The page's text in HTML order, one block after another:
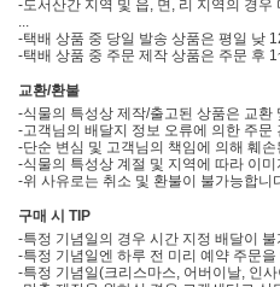
-도서산간 지역 및 읍, 면, 리 지역의 경우
-택배 상품 중 당일 발송 상품은 평일 낮
-택배 상품 중 주문 제작 상품은 주문 후
교환/환불
-식물의 특성상 제작/출고된 상품은 교환
-고객님의 배달지 정보 오류에 의한 주문
-단순 변심 및 고객님의 책임에 의해 훼
-식물의 특성상 계절 및 지역에 따라 이미
-위 사유로는 취소 및 환불이 불가능합니
구매 시 TIP
-특정 기념일의 경우 시간 지정 배달이
-특정 기념일엔 하루 전 미리 예약 주문을
-특정 기념일(크리스마스, 어버이날, 인